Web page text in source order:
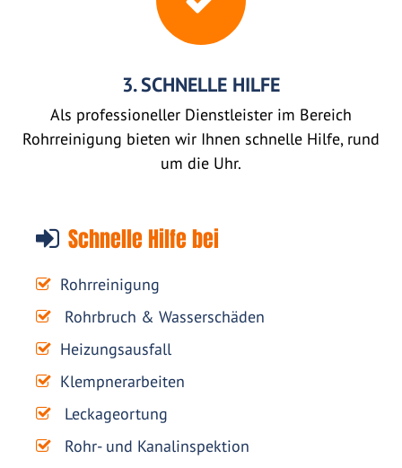
3. SCHNELLE HILFE
Als professioneller Dienstleister im Bereich
Rohrreinigung bieten wir Ihnen schnelle Hilfe, rund
um die Uhr.
Schnelle Hilfe bei
Rohrreinigung
Rohrbruch & Wasserschäden
Heizungsausfall
Klempnerarbeiten
Leckageortung
Rohr- und Kanalinspektion